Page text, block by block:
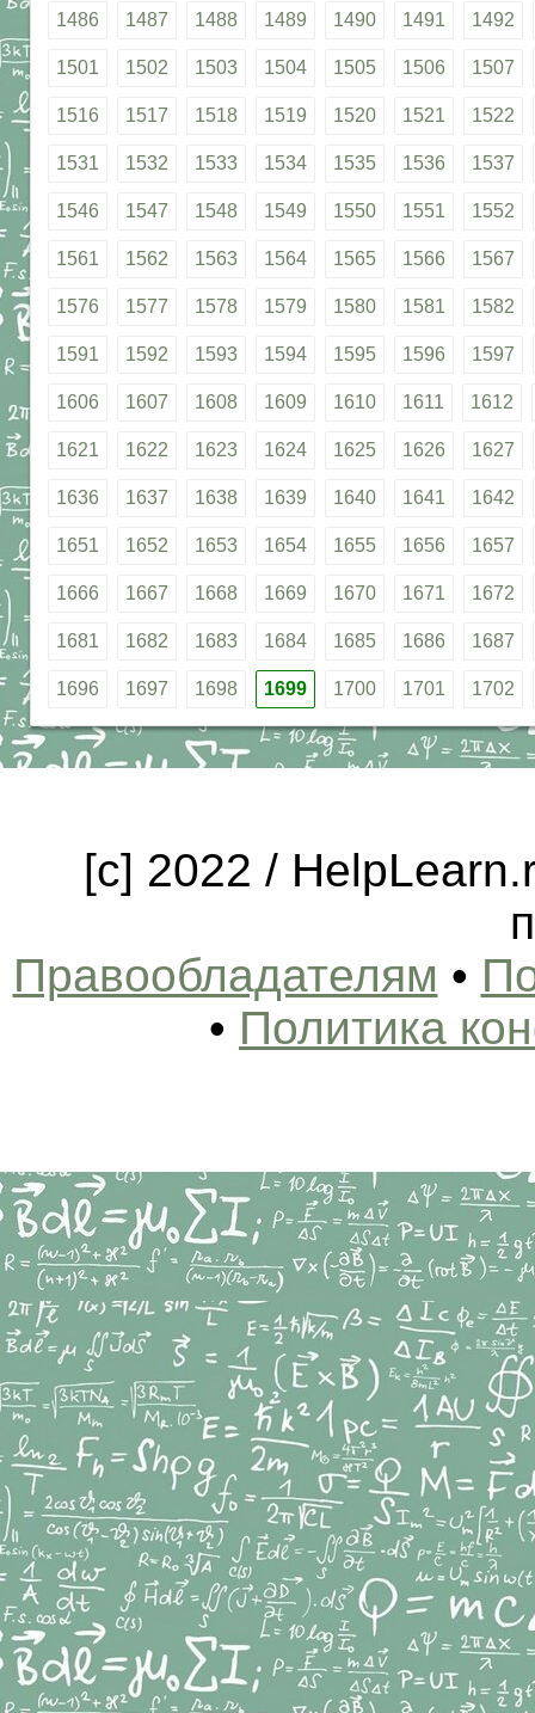
1486 1487 1488 1489 1490 1491 1492
1501 1502 1503 1504 1505 1506 1507
1516 1517 1518 1519 1520 1521 1522
1531 1532 1533 1534 1535 1536 1537
1546 1547 1548 1549 1550 1551 1552
1561 1562 1563 1564 1565 1566 1567
1576 1577 1578 1579 1580 1581 1582
1591 1592 1593 1594 1595 1596 1597
1606 1607 1608 1609 1610 1611 1612
1621 1622 1623 1624 1625 1626 1627
1636 1637 1638 1639 1640 1641 1642
1651 1652 1653 1654 1655 1656 1657
1666 1667 1668 1669 1670 1671 1672
1681 1682 1683 1684 1685 1686 1687
1696 1697 1698 1699 1700 1701 1702
[c] 2022 /
Правообладателям •
• Политика